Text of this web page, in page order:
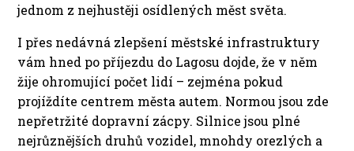
jednom z nejhustěji osídlených měst světa.
I přes nedávná zlepšení městské infrastruktury
vám hned po příjezdu do Lagosu dojde, že v něm
žije ohromující počet lidí – zejména pokud
projíždíte centrem města autem. Normou jsou zde
nepřetržité dopravní zácpy. Silnice jsou plné
nejrůznějších druhů vozidel, mnohdy orezlých a